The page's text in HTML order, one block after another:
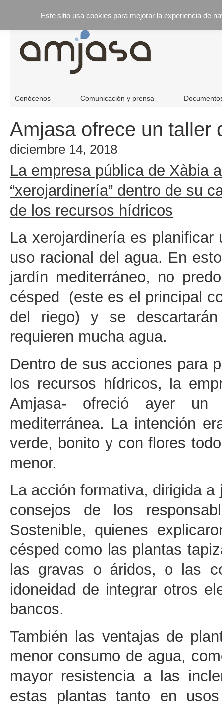
Conócenos Comunicación y prensa
Amjasa ofrece un taller
diciembre 14, 2018
La empresa pública de Xàbia
“xerojardinería” dentro de su
de los recursos hídricos
La xerojardinería es
uso racional del agua. En
jardín mediterráneo, no
césped (este es el principal
del riego) y se
requieren mucha agua.
Dentro de sus acciones para
los recursos hídricos, la
Amjasa- ofreció ayer
mediterránea. La intención
verde, bonito y con flores
menor.
La acción formativa, dirigida
consejos de los
Sostenible, quienes
césped como las plantas
las gravas o áridos, o las
idoneidad de integrar otros
bancos.
También las ventajas de
menor consumo de agua,
mayor resistencia a las
estas plantas tanto en
Este sitio usa cookies para mejorar la experiencia de